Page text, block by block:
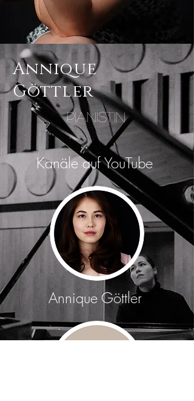
Annique
Göttler
Pianistin
Kanäle auf YouTube
Annique Göttler